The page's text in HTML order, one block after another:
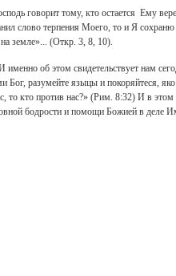
говорит тому, кто остается Ему
слово терпения Моего, то и Я сохраню
земле»... (Откр. 3, 8, 10).
об этом свидетельствует нам
Бог, разумейте языцы и покоряйтеся,
кто против нас?» (Рим. 8:32) И в
бодрости и помощи Божией в деле